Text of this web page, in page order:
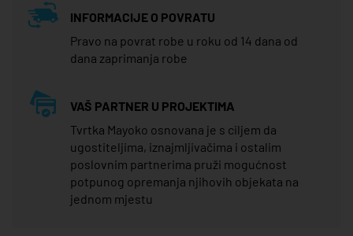
INFORMACIJE O POVRATU
Pravo na povrat robe u roku od 14 dana od
dana zaprimanja robe
VAŠ PARTNER U PROJEKTIMA
Tvrtka Mayoko osnovana je s ciljem da
ugostiteljima, iznajmljivačima i ostalim
poslovnim partnerima pruži mogućnost
potpunog opremanja njihovih objekata na
jednom mjestu